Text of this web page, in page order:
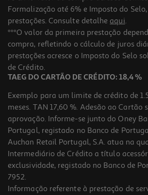
Formalização até 6% e Imposto do
prestações. Consulte detalhe aqui.
***O valor da primeira prestação
compra, refletindo o cálculo de juros
prestações acresce o Imposto do Selo
de Crédito.
TAEG DO CARTÃO DE CRÉDITO: 18,4 %
Exemplo para um limite de crédito de
meses. TAN 17,60 %. Adesão ao Cartão
aprovação. Informe-se junto do Oney
Portugal, registado no Banco de
Auchan Retail Portugal, S.A. atua na
Intermediário de Crédito a título
exclusividade, registado no Banco de
7952.
Informação referente à prestação de